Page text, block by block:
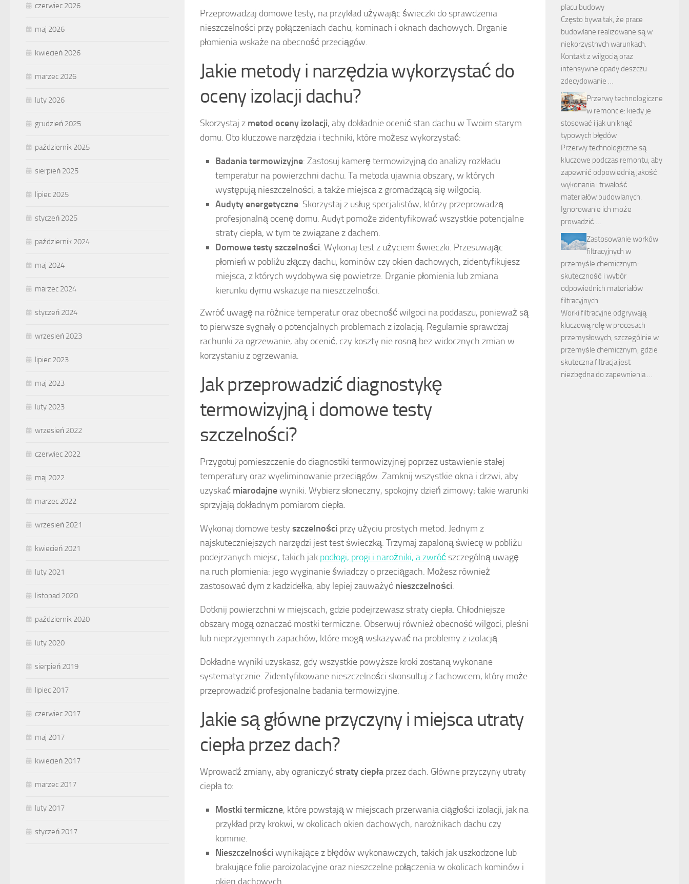
Przeprowadzaj domowe testy, na przykład używając świeczki do sprawdzenia
nieszczelności przy połączeniach dachu, kominach i oknach dachowych. Drganie
płomienia wskaże na obecność przeciągów.
Jakie metody i narzędzia wykorzystać do
oceny izolacji dachu?
Skorzystaj z metod oceny izolacji, aby dokładnie ocenić stan dachu w Twoim starym
domu. Oto kluczowe narzędzia i techniki, które możesz wykorzystać:
Badania termowizyjne: Zastosuj kamerę termowizyjną do analizy rozkładu
temperatur na powierzchni dachu. Ta metoda ujawnia obszary, w których
występują nieszczelności, a także miejsca z gromadzącą się wilgocią.
Audyty energetyczne: Skorzystaj z usług specjalistów, którzy przeprowadzą
profesjonalną ocenę domu. Audyt pomoże zidentyfikować wszystkie potencjalne
straty ciepła, w tym te związane z dachem.
Domowe testy szczelności: Wykonaj test z użyciem świeczki. Przesuwając
płomień w pobliżu złączy dachu, kominów czy okien dachowych, zidentyfikujesz
miejsca, z których wydobywa się powietrze. Drganie płomienia lub zmiana
kierunku dymu wskazuje na nieszczelności.
Zwróć uwagę na różnice temperatur oraz obecność wilgoci na poddaszu, ponieważ są
to pierwsze sygnały o potencjalnych problemach z izolacją. Regularnie sprawdzaj
rachunki za ogrzewanie, aby ocenić, czy koszty nie rosną bez widocznych zmian w
korzystaniu z ogrzewania.
Jak przeprowadzić diagnostykę
termowizyjną i domowe testy
szczelności?
Przygotuj pomieszczenie do diagnostiki termowizyjnej poprzez ustawienie stałej
temperatury oraz wyeliminowanie przeciągów. Zamknij wszystkie okna i drzwi, aby
uzyskać miarodajnewyniki. Wybierz słoneczny, spokojny dzień zimowy; takie warunki
sprzyjają dokładnym pomiarom ciepła.
Wykonaj domowe testy szczelności przy użyciu prostych metod. Jednym z
najskuteczniejszych narzędzi jest test świeczką. Trzymaj zapaloną świecę w pobliżu
podejrzanych miejsc, takich jak podłogi, progi i narożniki, a zwróć szczególną uwagę
na ruch płomienia: jego wyginanie świadczy o przeciągach. Możesz również
zastosować dym z kadzidełka, aby lepiej zauważyć nieszczelności.
Dotknij powierzchni w miejscach, gdzie podejrzewasz straty ciepła. Chłodniejsze
obszary mogą oznaczać mostki termiczne. Obserwuj również obecność wilgoci, pleśni
lub nieprzyjemnych zapachów, które mogą wskazywać na problemy z izolacją.
Dokładne wyniki uzyskasz, gdy wszystkie powyższe kroki zostaną wykonane
systematycznie. Zidentyfikowane nieszczelności skonsultuj z fachowcem, który może
przeprowadzić profesjonalne badania termowizyjne.
Jakie są główne przyczyny i miejsca utraty
ciepła przez dach?
Wprowadź zmiany, aby ograniczyćstraty ciepła przez dach. Główne przyczyny utraty
ciepła to:
Mostki termiczne, które powstają w miejscach przerwania ciągłości izolacji, jak na
przykład przy krokwi, w okolicach okien dachowych, narożnikach dachu czy
kominie.
Nieszczelności wynikające z błędów wykonawczych, takich jak uszkodzone lub
brakujące folie paroizolacyjne oraz nieszczelne połączenia w okolicach kominów i
okien dachowych.
czerwiec 2026
maj 2026
kwiecień 2026
marzec 2026
luty 2026
grudzień 2025
październik 2025
sierpień 2025
lipiec 2025
styczeń 2025
październik 2024
maj 2024
marzec 2024
styczeń 2024
wrzesień 2023
lipiec 2023
maj 2023
luty 2023
wrzesień 2022
czerwiec 2022
maj 2022
marzec 2022
wrzesień 2021
kwiecień 2021
luty 2021
listopad 2020
październik 2020
luty 2020
sierpień 2019
lipiec 2017
czerwiec 2017
maj 2017
kwiecień 2017
marzec 2017
luty 2017
styczeń 2017
placu budowy
Często bywa tak, że prace
budowlane realizowane są w
niekorzystnych warunkach.
Kontakt z wilgocią oraz
intensywne opady deszczu
zdecydowanie …
Przerwy technologiczne
w remoncie: kiedy je
stosować i jak uniknąć
typowych błędów
Przerwy technologiczne są
kluczowe podczas remontu, aby
zapewnić odpowiednią jakość
wykonania i trwałość
materiałów budowlanych.
Ignorowanie ich może
prowadzić …
Zastosowanie worków
filtracyjnych w
przemyśle chemicznym:
skuteczność i wybór
odpowiednich materiałów
filtracyjnych
Worki filtracyjne odgrywają
kluczową rolę w procesach
przemysłowych, szczególnie w
przemyśle chemicznym, gdzie
skuteczna filtracja jest
niezbędna do zapewnienia …